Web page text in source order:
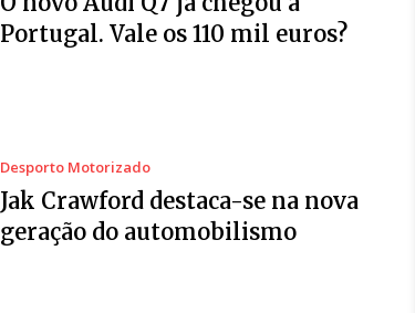
Portugal. Vale os 110 mil euros?
Desporto Motorizado
Jak Crawford destaca-se na nova
geração do automobilismo